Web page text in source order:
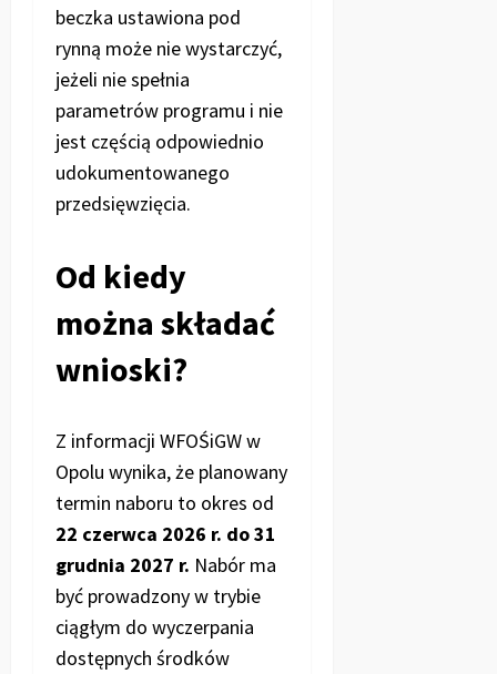
beczka ustawiona pod
rynną może nie wystarczyć,
jeżeli nie spełnia
parametrów programu i nie
jest częścią odpowiednio
udokumentowanego
przedsięwzięcia.
Od kiedy
można składać
wnioski?
Z informacji WFOŚiGW w
Opolu wynika, że planowany
termin naboru to okres od
22 czerwca 2026 r. do 31
grudnia 2027 r. Nabór ma
być prowadzony w trybie
ciągłym do wyczerpania
dostępnych środków